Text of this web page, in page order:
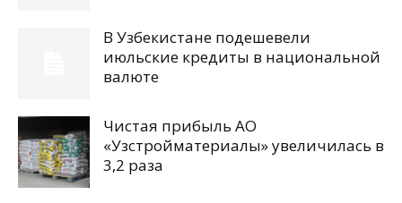
В Узбекистане подешевели
июльские кредиты в национальной
валюте
Чистая прибыль АО
«Узстройматериалы» увеличилась в
3,2 раза